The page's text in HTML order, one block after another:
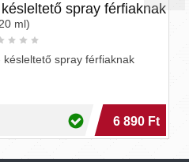
spray férfiaknak
ml)
spray férfiaknak
6 890 Ft